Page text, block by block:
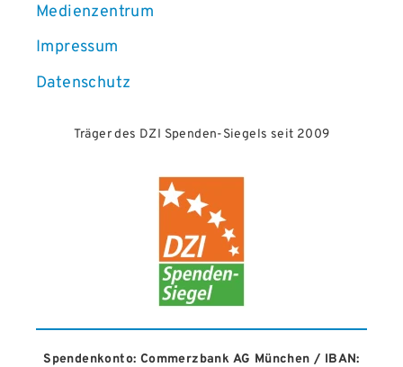
Medienzentrum
Impressum
Datenschutz
Träger des DZI Spenden-Siegels seit 2009
Spendenkonto: Commerzbank AG München / IBAN: